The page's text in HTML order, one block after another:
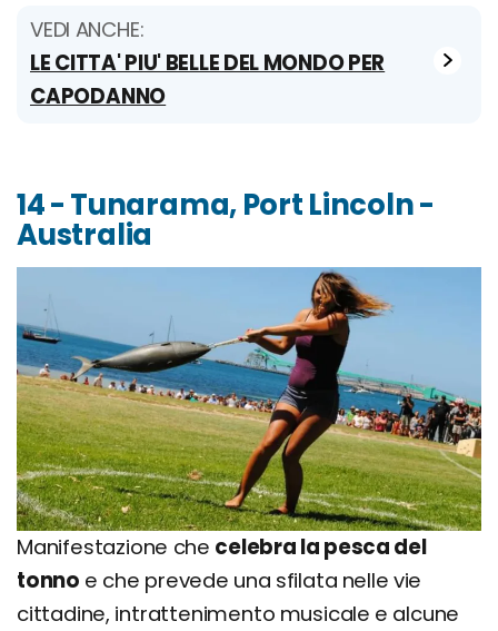
VEDI ANCHE:
LE CITTA' PIU' BELLE DEL MONDO PER
CAPODANNO
14 - Tunarama, Port Lincoln -
Australia
Manifestazione che celebra la pesca del
tonno e che prevede una sfilata nelle vie
cittadine, intrattenimento musicale e alcune